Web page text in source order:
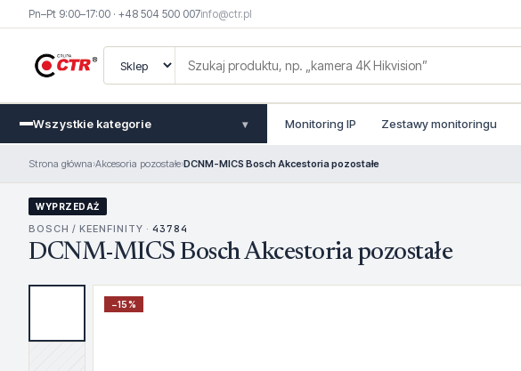
Pn–Pt 9:00–17:00 · +48 504 500 007info@ctr.pl
Wszystkie kategorie ▾ Monitoring IP Zestawy monitoringu
Strona główna›Akcesoria pozostałe›DCNM-MICS Bosch Akcestoria pozostałe
WYPRZEDAŻ
BOSCH / KEENFINITY · 43784
DCNM-MICS Bosch Akcestoria pozostałe
−15%